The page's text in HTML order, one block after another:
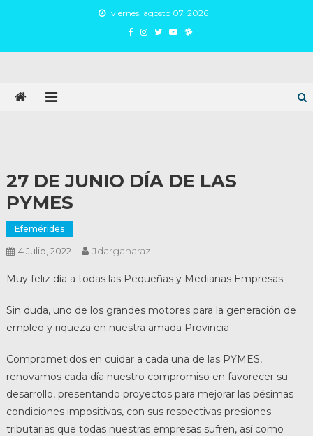
viernes, agosto 07, 2026
27 DE JUNIO DÍA DE LAS
PYMES
Efemérides
4 Julio, 2022 Jdarganaraz
Muy feliz día a todas las Pequeñas y Medianas Empresas
Sin duda, uno de los grandes motores para la generación de
empleo y riqueza en nuestra amada Provincia
Comprometidos en cuidar a cada una de las PYMES,
renovamos cada día nuestro compromiso en favorecer su
desarrollo, presentando proyectos para mejorar las pésimas
condiciones impositivas, con sus respectivas presiones
tributarias que todas nuestras empresas sufren, así como